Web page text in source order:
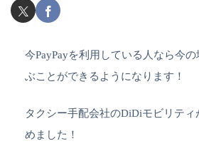
今PayPayを利用している人なら今
ぶことができるようになります！
タクシー手配会社のDiDiモビリティ
めました！